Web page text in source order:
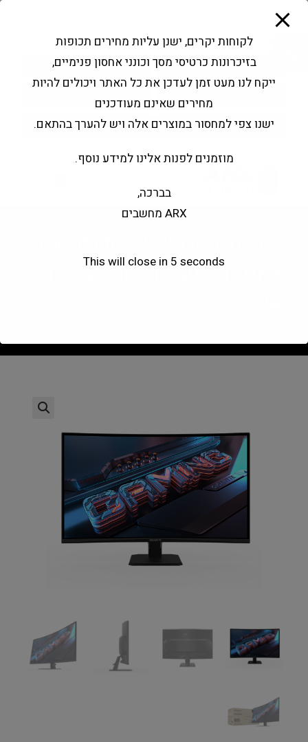
פתח סרגל נגישות
Products
search
החשבון שלי בקשה להצעה
31.5" 2560X1440@170Hz
לקוחות יקרים, ישנן עליות מחירים תכופות
בזיכרונות כרטיסי מסך וכונני אחסון פנימיים,
ייקח לנו מעט זמן לעדכן את כל האתר ויכולים להיות
מחירים שאינם מעודכנים
ישנו צפי למחסור במוצרים אלה ויש להערך בהתאם.
מוזמנים לפנות אלינו למידע נוסף.
בברכה,
ARX מחשבים
This will close in 5 seconds